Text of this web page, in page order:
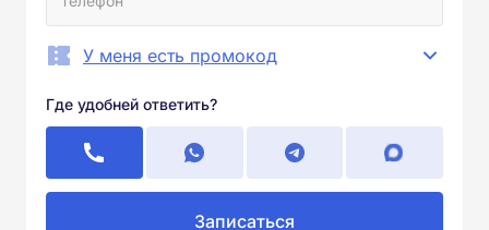
У меня есть промокод
Где удобней ответить?
Записаться